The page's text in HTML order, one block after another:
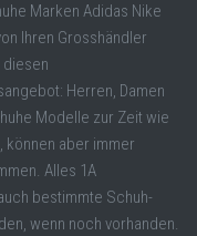
Marken Adidas Nike
Ihren Grosshändler
diesen
Herren, Damen
Modelle zur Zeit wie
können aber immer
Alles 1A
bestimmte Schuh-
wenn noch vorhanden.